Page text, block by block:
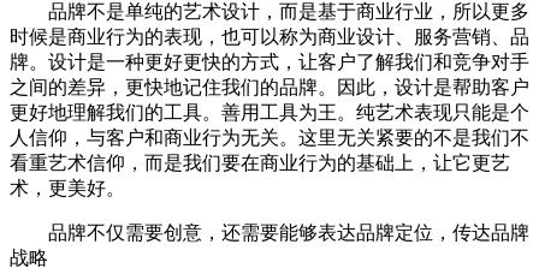
品牌不是单纯的艺术设计，而是基于商业行业，所以更多
时候是商业行为的表现，也可以称为商业设计、服务营销、品
牌。设计是一种更好更快的方式，让客户了解我们和竞争对手
之间的差异，更快地记住我们的品牌。因此，设计是帮助客户
更好地理解我们的工具。善用工具为王。纯艺术表现只能是个
人信仰，与客户和商业行为无关。这里无关紧要的不是我们不
看重艺术信仰，而是我们要在商业行为的基础上，让它更艺
术，更美好。
品牌不仅需要创意，还需要能够表达品牌定位，传达品牌
战略